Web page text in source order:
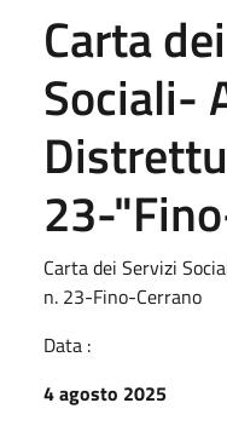
Carta
Sociali-
23-
Carta dei Servizi
n. 23-Fino-Cerrano
Data :
4 agosto 2025